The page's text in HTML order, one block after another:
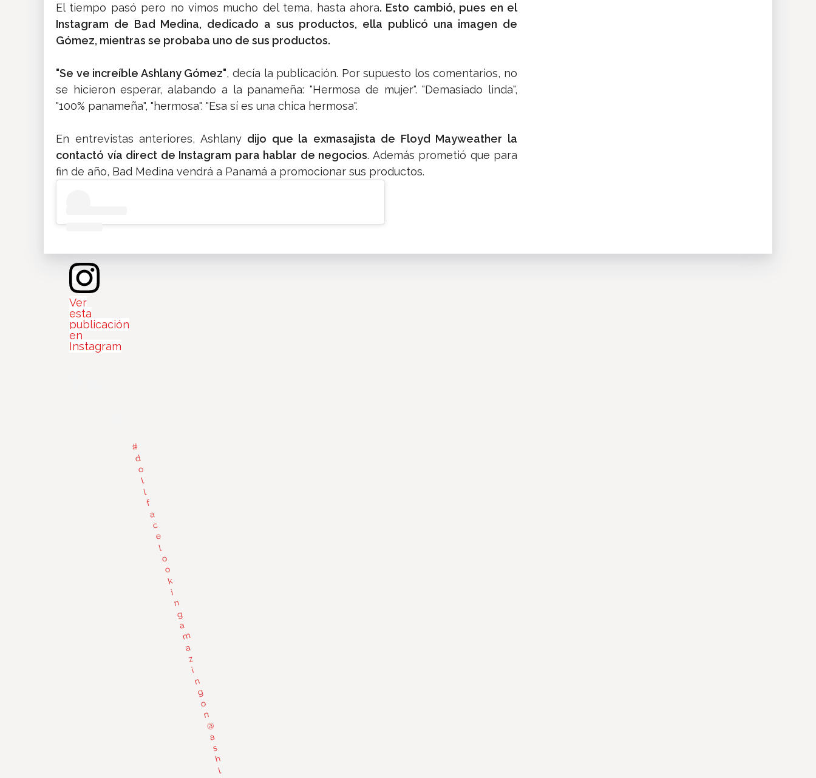
El tiempo pasó pero no vimos mucho del tema, hasta ahora. Esto cambió, pues en el
Instagram de Bad Medina, dedicado a sus productos, ella publicó una imagen de
Gómez, mientras se probaba uno de sus productos.
"Se ve increíble Ashlany Gómez", decía la publicación. Por supuesto los comentarios, no
se hicieron esperar, alabando a la panameña: "Hermosa de mujer". "Demasiado linda",
"100% panameña", "hermosa". "Esa sí es una chica hermosa".
En entrevistas anteriores, Ashlany dijo que la exmasajista de Floyd Mayweather la
contactó vía direct de Instagram para hablar de negocios. Además prometió que para
fin de año, Bad Medina vendrá a Panamá a promocionar sus productos.
Ver
esta
publicación
en
Instagram
#
d
o
l
l
f
a
c
e
l
o
o
k
i
n
g
a
m
a
z
i
n
g
o
n
@
a
s
h
l